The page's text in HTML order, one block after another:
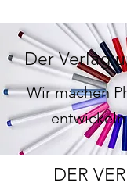
Der Verlag
Wir machen
DER